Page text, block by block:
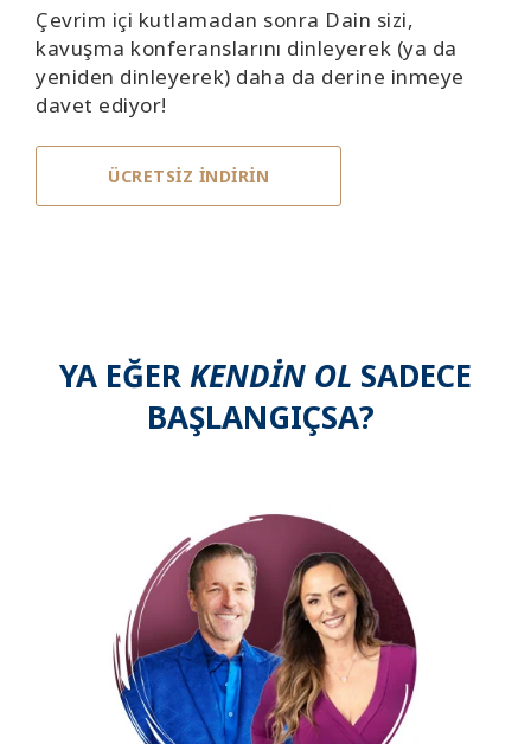
Çevrim içi kutlamadan sonra Dain sizi,
kavuşma konferanslarını dinleyerek (ya da
yeniden dinleyerek) daha da derine inmeye
davet ediyor!
ÜCRETSİZ İNDİRİN
YA EĞERKENDİN OL SADECE
BAŞLANGIÇSA?